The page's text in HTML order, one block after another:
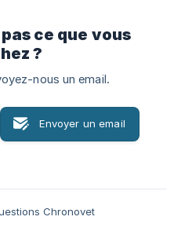
ce que vous
?
nous un email.
Envoyer un email
Chronovet